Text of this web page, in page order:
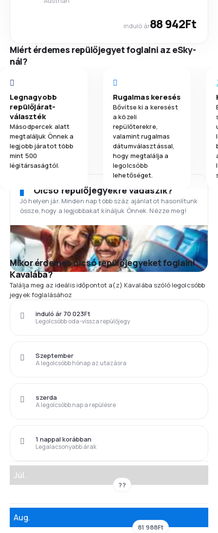
induló ár88 942Ft
Miért érdemes repülőjegyet foglalni az eSky-
nál?
Legnagyobb
repülőjárat-
választék
Másodpercek alatt
megtaláljuk Önnek a
legjobb járatot több
mint 500
légitársaságtól.
Rugalmas keresés
Bővítse ki a keresést
a közeli
repülőterekre,
valamint rugalmas
dátumválasztással,
hogy megtalálja a
legolcsóbb
lehetőséget.
Olcsó repülőjegyekre vadászik?
Jó helyen jár. Minden nap több száz ajánlatot hasonlítunk
össze, hogy a legjobbakat kínáljuk Önnek. Nézze meg!
Mikor érdemes olcsó repülőjegyeket foglalni
Kavalába?
Találja meg az ideális időpontot a(z) Kavalába szóló legolcsóbb
jegyek foglalásához
Legolcsóbb oda-vissza repülőjegy
induló ár 70 023Ft
A legolcsóbb hónap az utazásra
Szeptember
A legolcsóbb nap a repülésre
szerda
Legalacsonyabb árak
1 nappal korábban
Júl.
??
Aug.
81 988Ft